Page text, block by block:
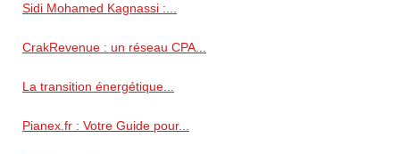
Sidi Mohamed Kagnassi :...
CrakRevenue : un réseau CPA...
La transition énergétique...
Pianex.fr : Votre Guide pour...